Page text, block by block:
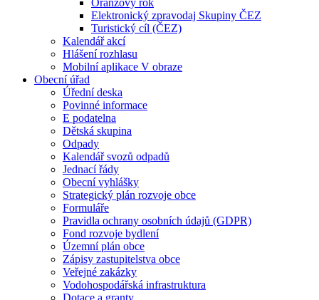
Oranžový rok
Elektronický zpravodaj Skupiny ČEZ
Turistický cíl (ČEZ)
Kalendář akcí
Hlášení rozhlasu
Mobilní aplikace V obraze
Obecní úřad
Úřední deska
Povinné informace
E podatelna
Dětská skupina
Odpady
Kalendář svozů odpadů
Jednací řády
Obecní vyhlášky
Strategický plán rozvoje obce
Formuláře
Pravidla ochrany osobních údajů (GDPR)
Fond rozvoje bydlení
Územní plán obce
Zápisy zastupitelstva obce
Veřejné zakázky
Vodohospodářská infrastruktura
Dotace a granty